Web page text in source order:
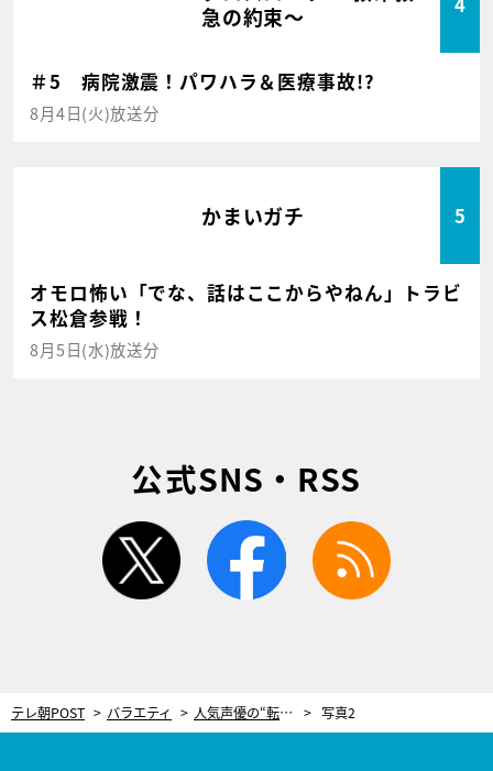
急の約束～
＃5 病院激震！パワハラ＆医療事故!?
8月4日(火)放送分
かまいガチ 5
オモロ怖い「でな、話はここからやねん」トラビ
ス松倉参戦！
8月5日(水)放送分
公式SNS・RSS
twitter facebook
テレ朝POST バラエティ 人気声優の“転落半生”！浪川大輔、15年以上干され「仕事ゼロ」だった過去を激白 写真2